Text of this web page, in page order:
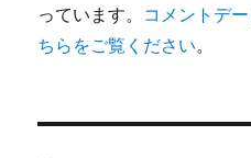
っています。 コメントデ
ちらをご覧ください。